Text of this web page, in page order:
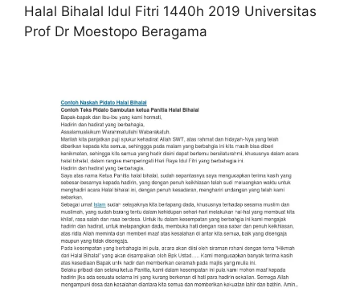
Halal Bihalal Idul Fitri 1440h 2019 Universitas
Prof Dr Moestopo Beragama